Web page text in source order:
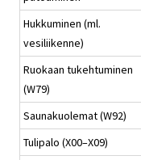
Hukkuminen (ml.
vesiliikenne)
Ruokaan tukehtuminen
(W79)
Saunakuolemat (W92)
Tulipalo (X00–X09)